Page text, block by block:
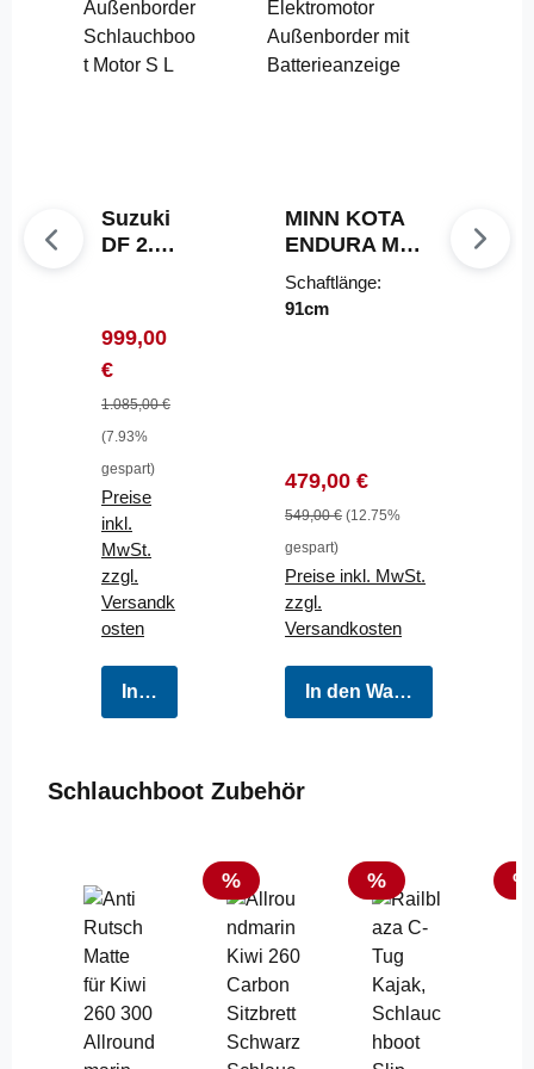
Suzuki
DF 2.5
chboot
Motor
S L
Verkaufspreis:
999,00
€
1.085,00 €
(7.93%
gespart)
Preise
inkl.
MwSt.
zzgl.
Versandk
osten
In den Warenkorb
MINN KOTA
ENDURA MAX
55
Elektromotor
Außenborder
Schaftlänge:
91cm
Verkaufspreis:
479,00 €
549,00 € (12.75%
gespart)
Preise inkl. MwSt.
zzgl.
Versandkosten
In den Warenkorb
Produktgalerie überspringen
Schlauchboot Zubehör
Rabatt
% Rabatt
% %